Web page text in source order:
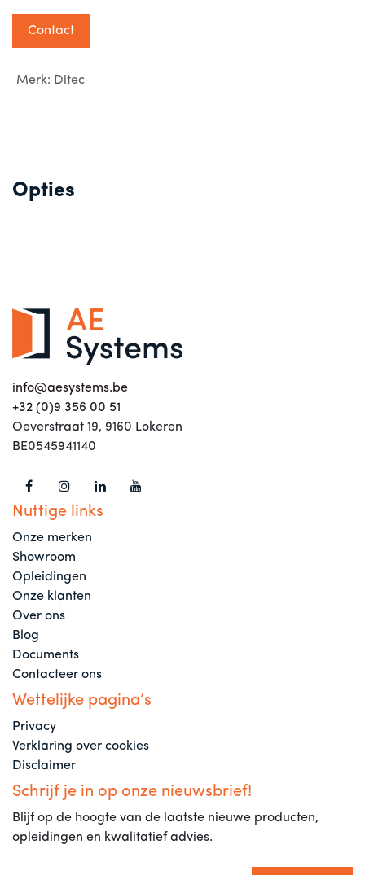
Contact
Merk: Ditec
Opties
info@aesystems.be
+32 (0)9 356 00 51
Oeverstraat 19, 9160 Lokeren
BE0545941140
Nuttige links
Onze merken
Showroom
Opleidingen
Onze klanten
Over ons
Blog
Documents
Contacteer ons
Wettelijke pagina’s
Privacy
Verklaring over cookies
Disclaimer
Schrijf je in op onze nieuwsbrief!
Blijf op de hoogte van de laatste nieuwe producten,
opleidingen en kwalitatief advies.